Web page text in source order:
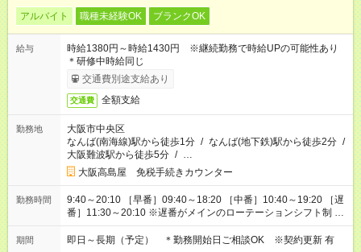
アルバイト 職種未経験OK ブランクOK
給与
時給1380円～時給1430円 ※継続勤務で時給UPの可能性あり
＊研修中時給同じ
交通費別途支給あり
交通費 全額支給
勤務地
大阪市中央区
なんば(南海線)駅から徒歩1分 / なんば(地下鉄)駅から徒歩2分 /
大阪難波駅から徒歩5分 / …
大阪高島屋 免税手続きカウンター
勤務時間
9:40～20:10 ［早番］09:40～18:20 ［中番］10:40～19:20 ［遅
番］11:30～20:10 ※遅番がメインのローテーションシフト制 ※
高島屋の営業時間変更に伴う勤務時間変更の可能性あり ＊休憩
70分／実働7時間30分
期間 即日～長期（予定） ＊勤務開始日ご相談OK ※契約更新 有